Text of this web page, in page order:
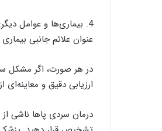
4. بیماری‌ها و عوامل
عنوان علائم جانبی
در هر صورت، اگر مشکل
ارزیابی دقیق و معاینه‌ای
درمان سردی پاها ناشی